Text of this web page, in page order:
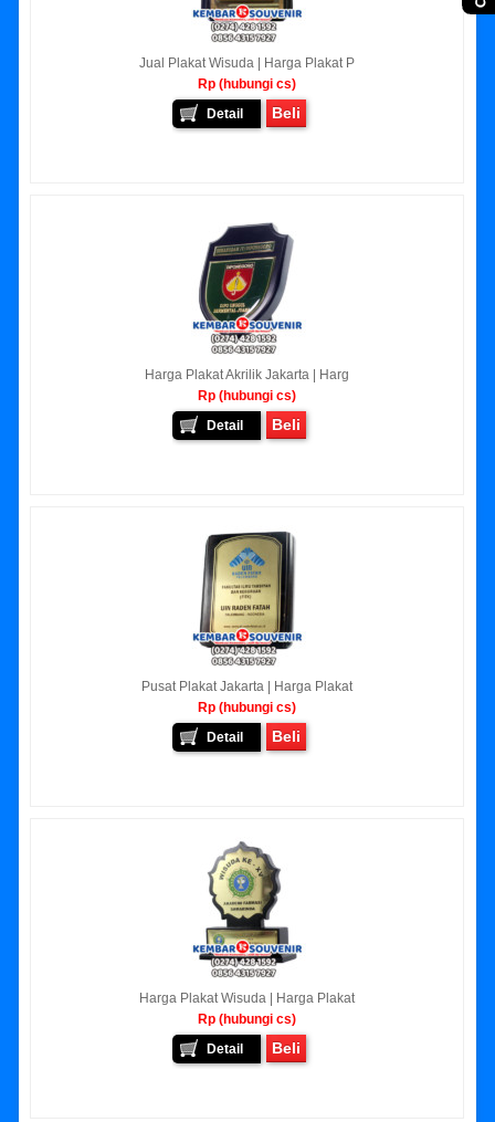
Jual Plakat Wisuda | Harga Plakat P
Rp (hubungi cs)
Detail
Beli
Harga Plakat Akrilik Jakarta | Harg
Rp (hubungi cs)
Detail
Beli
Pusat Plakat Jakarta | Harga Plakat
Rp (hubungi cs)
Detail
Beli
Harga Plakat Wisuda | Harga Plakat
Rp (hubungi cs)
Detail
Beli